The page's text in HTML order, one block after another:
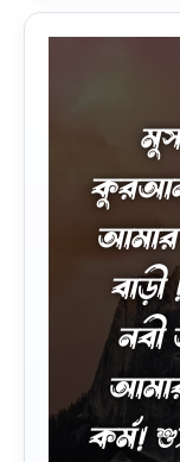
কুরআন
আমার
কর্ম!